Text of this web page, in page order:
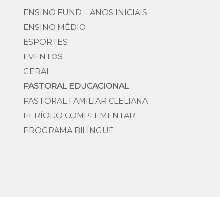
ENSINO FUND. - ANOS INICIAIS
ENSINO MÉDIO
ESPORTES
EVENTOS
GERAL
PASTORAL EDUCACIONAL
PASTORAL FAMILIAR CLELIANA
PERÍODO COMPLEMENTAR
PROGRAMA BILÍNGUE